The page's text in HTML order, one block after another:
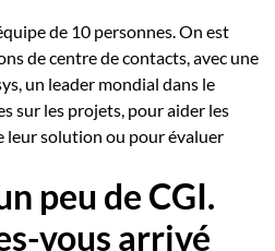
de 10 personnes. On est
de centre de contacts, avec une
un leader mondial dans le
sur les projets, pour aider les
leur solution ou pour évaluer
peu de CGI.
vous arrivé